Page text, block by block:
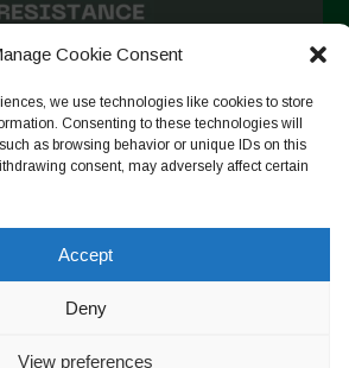
Cookie Consent
we use technologies like cookies to store
Consenting to these technologies will
as browsing behavior or unique IDs on this
consent, may adversely affect certain
Accept
Deny
View preferences
Auf Instagram folgen
rights reserved.Datenschutzerklärung-